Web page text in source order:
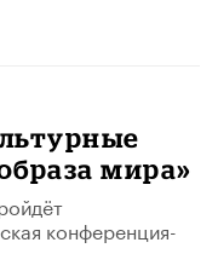
мира»
конференция-